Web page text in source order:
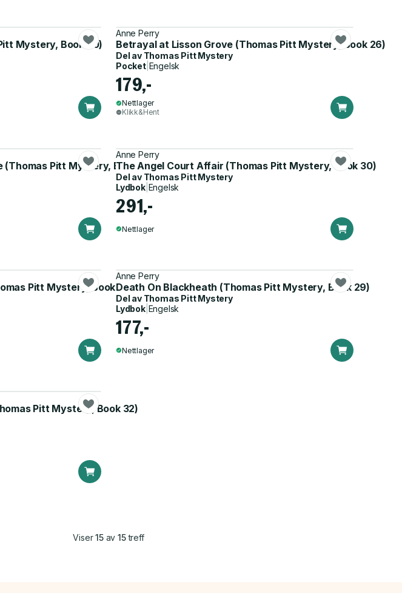
Mystery, Book 30)
Anne Perry
Betrayal at Lisson Grove (Thomas Pitt Mystery, Book 26)
Del av Thomas Pitt Mystery
Pocket| Engelsk
179,-
Nettlager
Klikk&Hent
Pitt Mystery, Book 31)
Anne Perry
The Angel Court Affair (Thomas Pitt Mystery, Book 30)
Del av Thomas Pitt Mystery
Lydbok| Engelsk
291,-
Nettlager
Pitt Mystery, Book 21)
Anne Perry
Death On Blackheath (Thomas Pitt Mystery, Book 29)
Del av Thomas Pitt Mystery
Lydbok| Engelsk
177,-
Nettlager
Pitt Mystery, Book 32)
Viser15av 15treff